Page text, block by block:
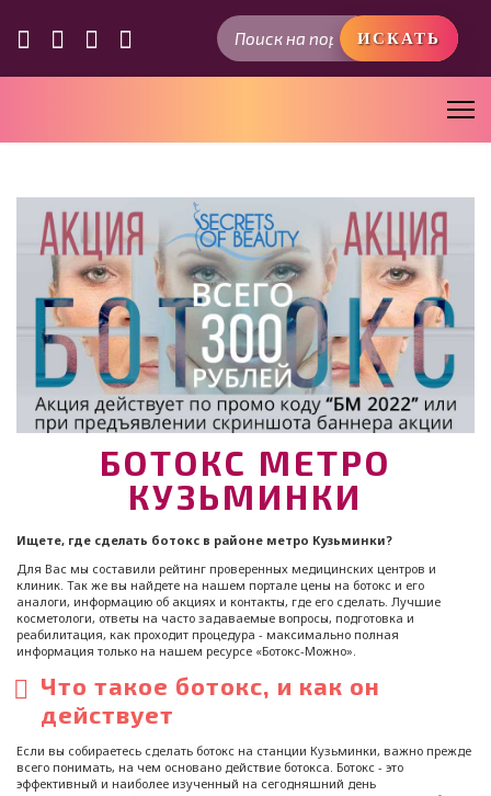
Искать...
ИСКАТЬ
БОТОКС МЕТРО
КУЗЬМИНКИ
Ищете, где сделать ботокс в районе метро Кузьминки?
Для Вас мы составили рейтинг проверенных медицинских центров и
клиник. Так же вы найдете на нашем портале цены на ботокс и его
аналоги, информацию об акциях и контакты, где его сделать. Лучшие
косметологи, ответы на часто задаваемые вопросы, подготовка и
реабилитация, как проходит процедура - максимально полная
информация только на нашем ресурсе «Ботокс-Можно».
Что такое ботокс, и как он
действует
Если вы собираетесь сделать ботокс на станции Кузьминки, важно прежде
всего понимать, на чем основано действие ботокса. Ботокс - это
эффективный и наиболее изученный на сегодняшний день